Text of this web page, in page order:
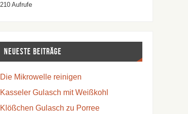
210 Aufrufe
Neueste Beiträge
Die Mikrowelle reinigen
Kasseler Gulasch mit Weißkohl
Klößchen Gulasch zu Porree